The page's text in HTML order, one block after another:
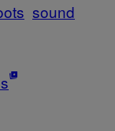
sound